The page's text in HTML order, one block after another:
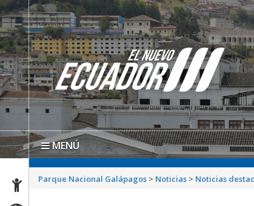
MENÚ
Parque Nacional Galápagos > Noticias > Noticias